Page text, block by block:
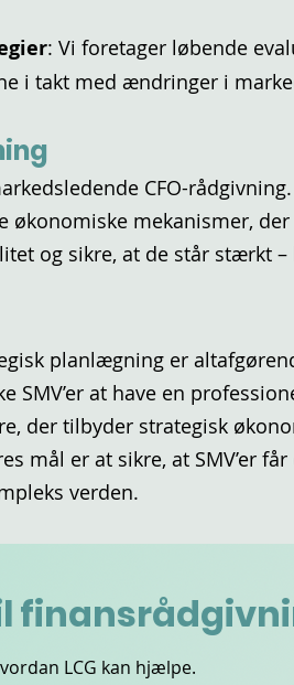
: Vi foretager løbende
i takt med ændringer i
CFO-
mekanismer,
og sikre, at de står stærkt
planlægning er
at have en
der tilbyder strategisk
mål er at sikre, at SMV’er
verden.
LCG kan hjælpe.